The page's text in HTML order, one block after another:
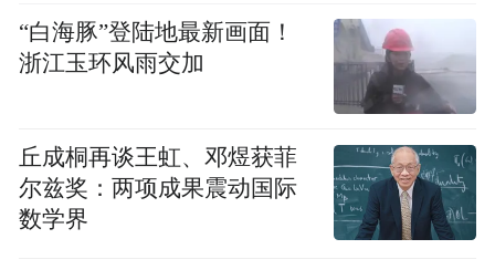
“白海豚”登陆地最新画面！
浙江玉环风雨交加
丘成桐再谈王虹、邓煜获菲
尔兹奖：两项成果震动国际
数学界